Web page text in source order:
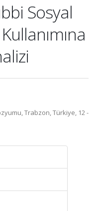
Sosyal
Trabzon, Türkiye, 12 -